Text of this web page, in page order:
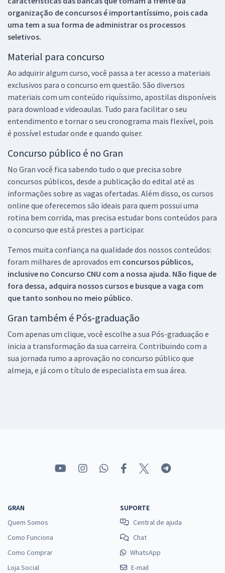
organização de concursos é importantíssimo, pois cada
uma tem a sua forma de administrar os processos
seletivos.
Material para concurso
Ao adquirir algum curso, você passa a ter acesso a materiais
exclusivos para o concurso em questão. São diversos
materiais com um conteúdo riquíssimo, apostilas disponíveis
para download e videoaulas. Tudo para facilitar o seu
entendimento e tornar o seu cronograma mais flexível, pois
é possível estudar onde e quando quiser.
Concurso público é no Gran
No Gran você fica sabendo tudo o que precisa sobre
concursos públicos, desde a publicação do edital até as
informações sobre as vagas ofertadas. Além disso, os cursos
online que oferecemos são ideais para quem possui uma
rotina bem corrida, mas precisa estudar bons conteúdos para
o concurso que está prestes a participar.
Temos muita confiança na qualidade dos nossos conteúdos:
foram milhares de aprovados em concursos públicos,
inclusive no Concurso CNU com a nossa ajuda. Não fique de
fora dessa, adquira nossos cursos e busque a vaga com
que tanto sonhou no meio público.
Gran também é Pós-graduação
Com apenas um clique, você escolhe a sua Pós-graduação e
inicia a transformação da sua carreira. Contribuindo com a
sua jornada rumo a aprovação no concurso público que
almeja, e já com o título de especialista em sua área.
GRAN
Quem Somos
Como Funciona
Como Comprar
Loja Social
SUPORTE
Central de ajuda
Chat
WhatsApp
E-mail